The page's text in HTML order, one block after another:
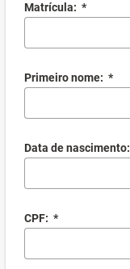
Matrícula: *
Primeiro nome: *
Data de nascimento:
CPF: *